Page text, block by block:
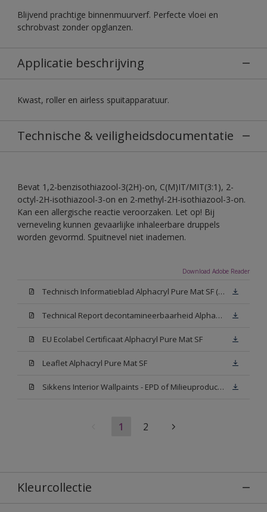
Blijvend prachtige binnenmuurverf. Perfecte vloei en
schrobvast zonder opglanzen.
Applicatie beschrijving
Kwast, roller en airless spuitapparatuur.
Technische & veiligheidsdocumentatie
Bevat 1,2-benzisothiazool-3(2H)-on, C(M)IT/MIT(3:1), 2-
octyl-2H-isothiazool-3-on en 2-methyl-2H-isothiazool-3-on.
Kan een allergische reactie veroorzaken. Let op! Bij
verneveling kunnen gevaarlijke inhaleerbare druppels
worden gevormd. Spuitnevel niet inademen.
Download Adobe Reader
Technisch Informatieblad Alphacryl Pure Mat SF (New Livery) (PDF)
Technical Report decontamineerbaarheid Alphacryl Pure Mat SF
EU Ecolabel Certificaat Alphacryl Pure Mat SF
Leaflet Alphacryl Pure Mat SF
Sikkens Interior Wallpaints - EPD of Milieuproductverklaring
1 2
Kleurcollectie